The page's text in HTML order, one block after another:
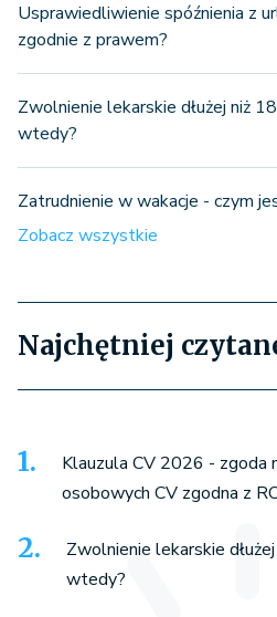
Usprawiedliwienie spóźnienia z
zgodnie z prawem?
Zwolnienie lekarskie dłużej niż
wtedy?
Zatrudnienie w wakacje - czym
Zobacz wszystkie
Najchętniej
Klauzula CV 2026 - zgoda
osobowych CV zgodna z
Zwolnienie lekarskie
wtedy?